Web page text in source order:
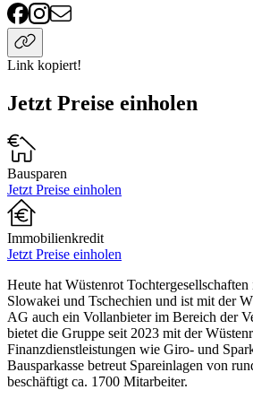
Link kopiert!
Jetzt Preise einholen
Bausparen
Jetzt Preise einholen
Immobilienkredit
Jetzt Preise einholen
Heute hat Wüstenrot
Slowakei und Tschechien und ist mit der
AG auch ein Vollanbieter im Bereich der
bietet die Gruppe seit 2023 mit der
Finanzdienstleistungen wie Giro- und
Bausparkasse betreut Spareinlagen von
beschäftigt ca. 1700 Mitarbeiter.